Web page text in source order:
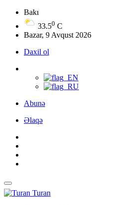
Bakı
33.50 C
Bazar, 9 Avqust 2026
Daxil ol
Abunə
Əlaqə
Turan